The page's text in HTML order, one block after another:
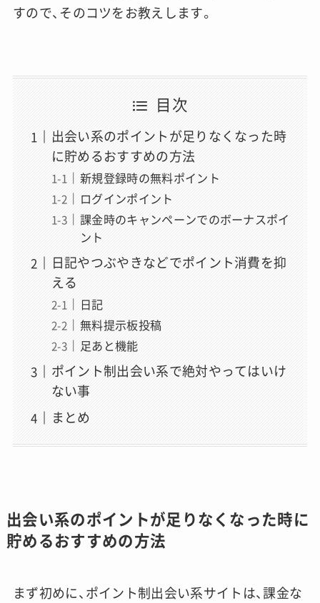
すので、そのコツをお教えします。
目次
出会い系のポイントが足りなくなった時
に貯めるおすすめの方法
新規登録時の無料ポイント
ログインポイント
課金時のキャンペーンでのボーナスポイ
ント
日記やつぶやきなどでポイント消費を抑
える
日記
無料提示板投稿
足あと機能
ポイント制出会い系で絶対やってはいけ
ない事
まとめ
出会い系のポイントが足りなくなった時に
貯めるおすすめの方法
まず初めに、ポイント制出会い系サイトは、課金な